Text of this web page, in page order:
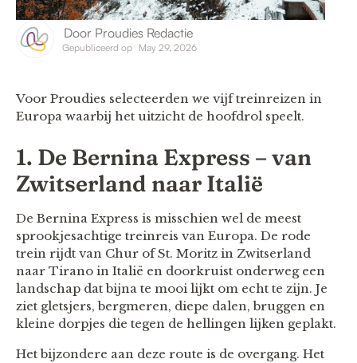
Door Proudies Redactie
Gepubliceerd op May 29, 2026
Voor Proudies selecteerden we vijf treinreizen in
Europa waarbij het uitzicht de hoofdrol speelt.
1. De Bernina Express – van
Zwitserland naar Italië
De Bernina Express is misschien wel de meest
sprookjesachtige treinreis van Europa. De rode
trein rijdt van Chur of St. Moritz in Zwitserland
naar Tirano in Italië en doorkruist onderweg een
landschap dat bijna te mooi lijkt om echt te zijn. Je
ziet gletsjers, bergmeren, diepe dalen, bruggen en
kleine dorpjes die tegen de hellingen lijken geplakt.
Het bijzondere aan deze route is de overgang. Het